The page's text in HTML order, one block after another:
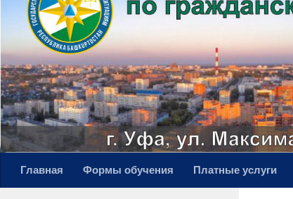
Главная Формы обучения Платные услуги